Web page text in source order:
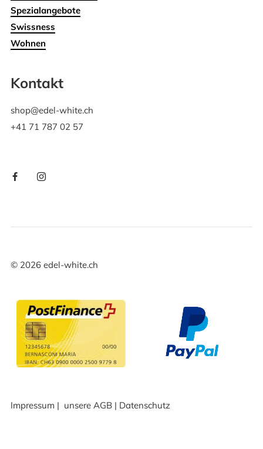
Spezialangebote
Swissness
Wohnen
Kontakt
shop@edel-white.ch
+41 71 787 02 57
© 2026edel-white.ch
Impressum | unsere AGB| Datenschutz